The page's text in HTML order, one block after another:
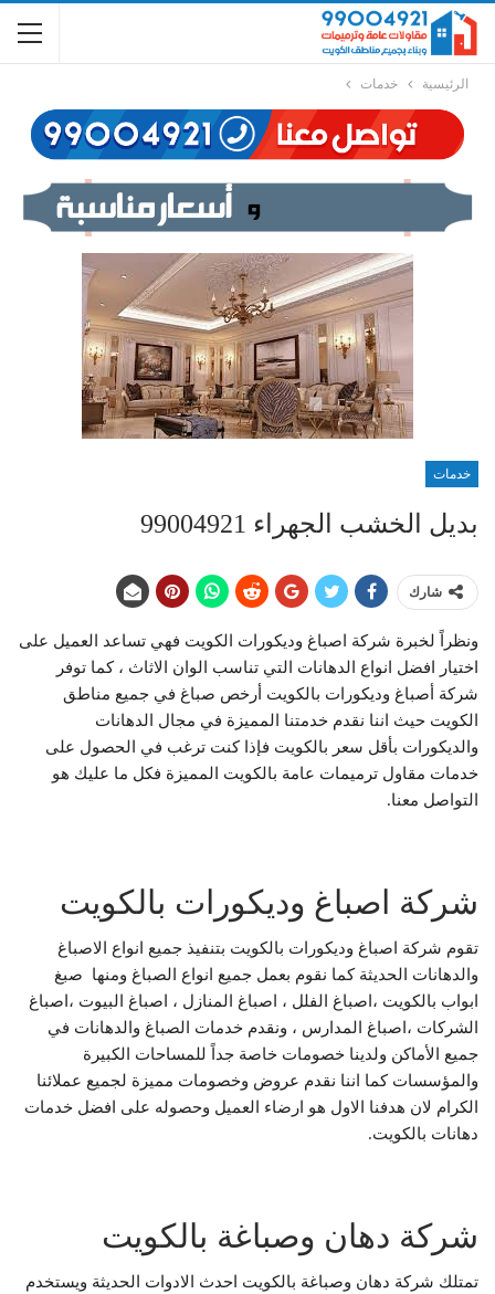
الرئيسية خدمات
خدمات
بديل الخشب الجهراء 99004921
شارك
ونظراً لخبرة شركة اصباغ وديكورات الكويت فهي تساعد العميل على
اختيار افضل انواع الدهانات التي تناسب الوان الاثاث ، كما توفر
شركة أصباغ وديكورات بالكويت أرخص صباغ في جميع مناطق
الكويت حيث اننا نقدم خدمتنا المميزة في مجال الدهانات
والديكورات بأقل سعر بالكويت فإذا كنت ترغب في الحصول على
خدمات مقاول ترميمات عامة بالكويت المميزة فكل ما عليك هو
التواصل معنا.
شركة اصباغ وديكورات بالكويت
تقوم شركة اصباغ وديكورات بالكويت بتنفيذ جميع انواع الاصباغ
والدهانات الحديثة كما نقوم بعمل جميع انواع الصباغ ومنها صبغ
ابواب بالكويت ،اصباغ الفلل ، اصباغ المنازل ، اصباغ البيوت ،اصباغ
الشركات ،اصباغ المدارس ، ونقدم خدمات الصباغ والدهانات في
جميع الأماكن ولدينا خصومات خاصة جداً للمساحات الكبيرة
والمؤسسات كما اننا نقدم عروض وخصومات مميزة لجميع عملائنا
الكرام لان هدفنا الاول هو ارضاء العميل وحصوله على افضل خدمات
دهانات بالكويت.
شركة دهان وصباغة بالكويت
تمتلك شركة دهان وصباغة بالكويت احدث الادوات الحديثة ويستخدم